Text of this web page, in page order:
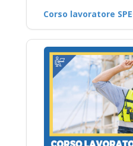
Corso lavoratore